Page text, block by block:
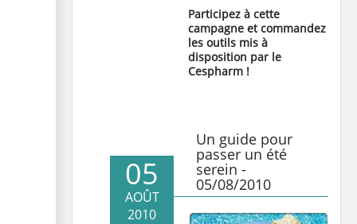
Participez à cette
campagne et commandez
les outils mis à
disposition par le
Cespharm !
Un guide pour
passer un été
serein -
05/08/2010
05
AOÛT
2010